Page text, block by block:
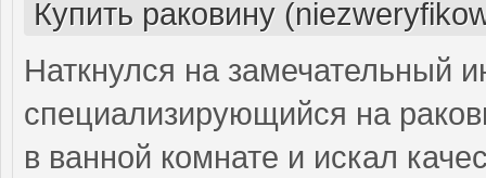
Купить раковину
Наткнулся на замечательный
специализирующийся на
в ванной комнате и искал